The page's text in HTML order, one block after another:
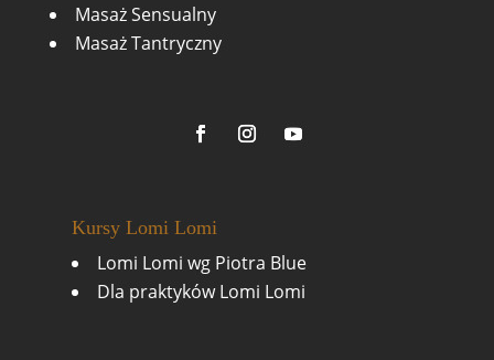
Masaż Sensualny
Masaż Tantryczny
Kursy Lomi Lomi
Lomi Lomi wg Piotra Blue
Dla praktyków Lomi Lomi